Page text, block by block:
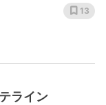
13
ライン